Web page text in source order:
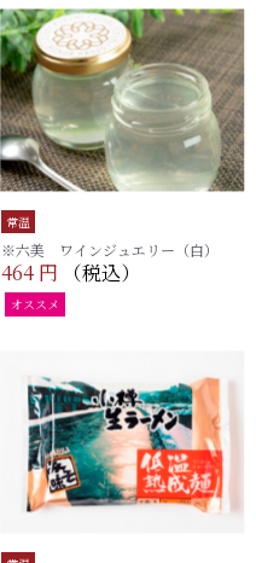
常温
※六美 ワインジュエリー（白）
464 円 （税込）
オススメ